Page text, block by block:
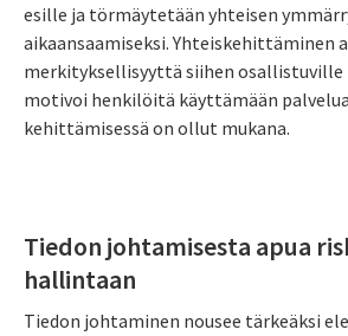
esille ja törmäytetään yhteisen
aikaansaamiseksi. Yhteiskehittäminen
merkityksellisyyttä siihen osallistuville
motivoi henkilöitä käyttämään
kehittämisessä on ollut mukana.
Tiedon johtamisesta apua
hallintaan
Tiedon johtaminen nousee tärkeäksi